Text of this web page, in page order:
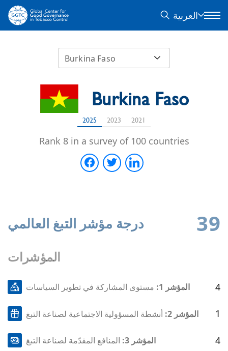
العربية
Burkina Faso
Burkina Faso
2025 2023 2021
Rank 8 in a survey of 100 countries
درجة مؤشر التبغ العالمي 39
المؤشرات
المؤشر 1: مستوى المشاركة في تطوير السياسات 4
المؤشر 2: أنشطة المسؤولية الاجتماعية لصناعة التبغ 1
المؤشر 3: المنافع المقدّمة لصناعة التبغ 4